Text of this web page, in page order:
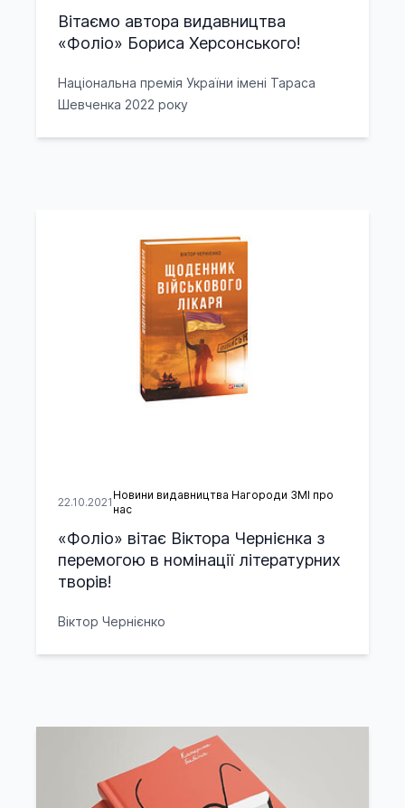
Вітаємо автора видавництва
«Фоліо» Бориса Херсонського!
Національна премія України імені Тараса
Шевченка 2022 року
22.10.2021
Новини видавництва Нагороди ЗМІ про
нас
«Фоліо» вітає Віктора Чернієнка з
перемогою в номінації літературних
творів!
Віктор Чернієнко